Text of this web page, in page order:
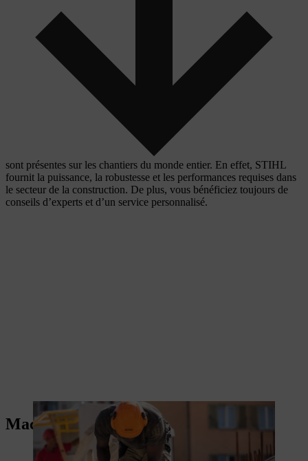
sont présentes sur les chantiers du monde entier. En effet, STIHL
fournit la puissance, la robustesse et les performances requises dans
le secteur de la construction. De plus, vous bénéficiez toujours de
conseils d’experts et d’un service personnalisé.
Machines pour la construction